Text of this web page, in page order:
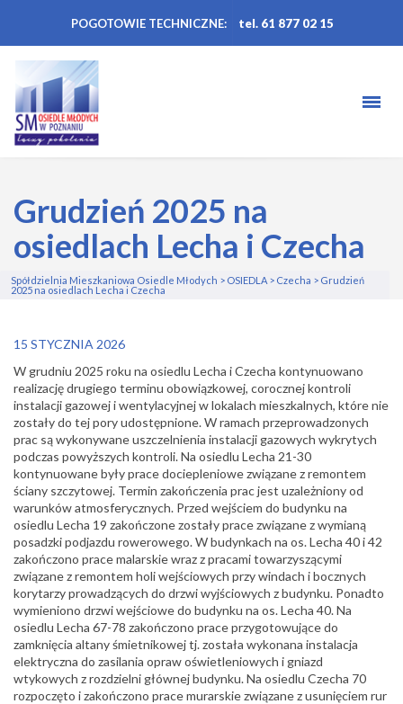
POGOTOWIE TECHNICZNE: tel. 61 877 02 15
Grudzień 2025 na
osiedlach Lecha i Czecha
Spółdzielnia Mieszkaniowa Osiedle Młodych > OSIEDLA > Czecha > Grudzień
2025 na osiedlach Lecha i Czecha
15 STYCZNIA 2026
W grudniu 2025 roku na osiedlu Lecha i Czecha kontynuowano
realizację drugiego terminu obowiązkowej, corocznej kontroli
instalacji gazowej i wentylacyjnej w lokalach mieszkalnych, które nie
zostały do tej pory udostępnione. W ramach przeprowadzonych
prac są wykonywane uszczelnienia instalacji gazowych wykrytych
podczas powyższych kontroli. Na osiedlu Lecha 21-30
kontynuowane były prace dociepleniowe związane z remontem
ściany szczytowej. Termin zakończenia prac jest uzależniony od
warunków atmosferycznych. Przed wejściem do budynku na
osiedlu Lecha 19 zakończone zostały prace związane z wymianą
posadzki podjazdu rowerowego. W budynkach na os. Lecha 40 i 42
zakończono prace malarskie wraz z pracami towarzyszącymi
związane z remontem holi wejściowych przy windach i bocznych
korytarzy prowadzących do drzwi wyjściowych z budynku. Ponadto
wymieniono drzwi wejściowe do budynku na os. Lecha 40. Na
osiedlu Lecha 67-78 zakończono prace przygotowujące do
zamknięcia altany śmietnikowej tj. została wykonana instalacja
elektryczna do zasilania opraw oświetleniowych i gniazd
wtykowych z rozdzielni głównej budynku. Na osiedlu Czecha 70
rozpoczęto i zakończono prace murarskie związane z usunięciem rur